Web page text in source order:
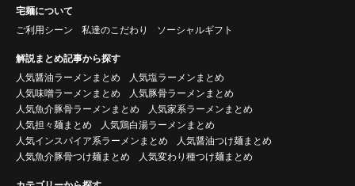
宅麺について
ご利用シーン
私達のこだわり ソーシャルギフト
解説まとめ記事から探す
人気醤油ラーメンまとめ
人気塩ラーメンまとめ
人気味噌ラーメンまとめ
人気豚骨ラーメンまとめ
人気魚介豚骨ラーメンまとめ
人気家系ラーメンまとめ
人気担々麺まとめ
人気鶏白湯ラーメンまとめ
人気インスパイア系ラーメンまとめ
人気醤油つけ麺まとめ
人気魚介豚骨つけ麺まとめ
人気変わり種つけ麺まとめ